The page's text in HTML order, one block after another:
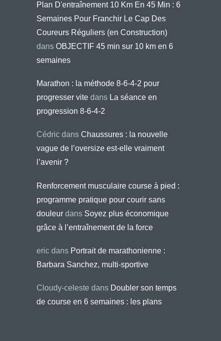
Plan D'entraînement 10 Km En 45 Min : 6
Semaines Pour Franchir Le Cap Des
Coureurs Réguliers (en Construction)
dans OBJECTIF 45 min sur 10 km en 6
semaines
Marathon : la méthode 8-6-4-2 pour
progresser vite dans La séance en
progression 8-6-4-2
Cédric dans Chaussures : la nouvelle
vague de l’oversize est-elle vraiment
l’avenir ?
Renforcement musculaire course à pied :
programme pratique pour courir sans
douleur dans Soyez plus économique
grâce à l’entraînement de la force
eric dans Portrait de marathonienne :
Barbara Sanchez, multi-sportive
Cloudy-celeste dans Doubler son temps
de course en 6 semaines : les plans